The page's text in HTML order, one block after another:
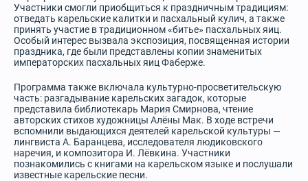
Участники смогли приобщиться к праздничным традициям:
отведать карельские калитки и пасхальный кулич, а также
принять участие в традиционном «битье» пасхальных яиц.
Особый интерес вызвала экспозиция, посвященная истории
праздника, где были представлены копии знаменитых
императорских пасхальных яиц Фаберже.
Программа также включала культурно-просветительскую
часть: разгадывание карельских загадок, которые
представила библиотекарь Мария Смирнова, чтение
авторских стихов художницы Алёны Мак. В ходе встречи
вспомнили выдающихся деятелей карельской культуры —
лингвиста А. Баранцева, исследователя людиковского
наречия, и композитора И. Лёвкина. Участники
познакомились с книгами на карельском языке и послушали
известные карельские песни.